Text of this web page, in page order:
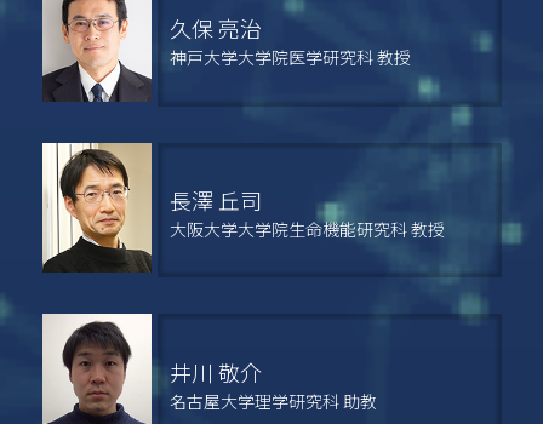
久保 亮治
神戸大学大学院医学研究科 教授
長澤 丘司
大阪大学大学院生命機能研究科 教授
井川 敬介
名古屋大学理学研究科 助教